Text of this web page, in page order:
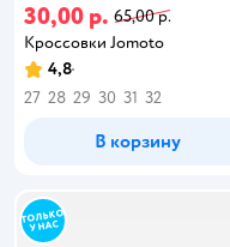
30,00 р. 65,00 р.
Кроссовки Jomoto
4,8
27 28 29 30 31 32
В корзину